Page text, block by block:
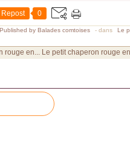
Repost 0
Published by Balades comtoises - dans
Le
rouge en... Le petit chaperon rouge